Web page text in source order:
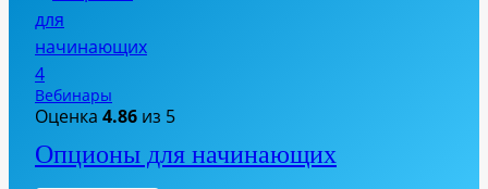
Вебинары
Оценка 4.86 из 5
Опционы для начинающих